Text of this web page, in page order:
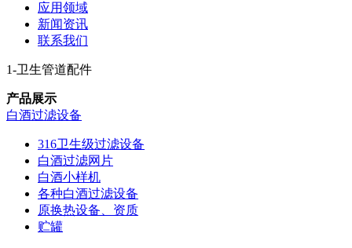
应用领域
新闻资讯
联系我们
1-卫生管道配件
产品展示
白酒过滤设备
316卫生级过滤设备
白酒过滤网片
白酒小样机
各种白酒过滤设备
原换热设备、资质
贮罐